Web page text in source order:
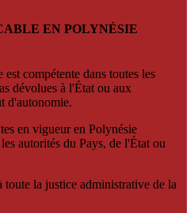
EN POLYNÉSIE
compétente dans toutes les
dévolues à l'État ou aux
d'autonomie.
en vigueur en Polynésie
autorités du Pays, de l'État ou
toute la justice administrative de la